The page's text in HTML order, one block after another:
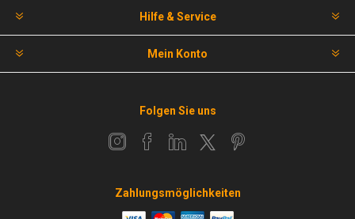
Hilfe & Service
Mein Konto
Folgen Sie uns
Zahlungsmöglichkeiten